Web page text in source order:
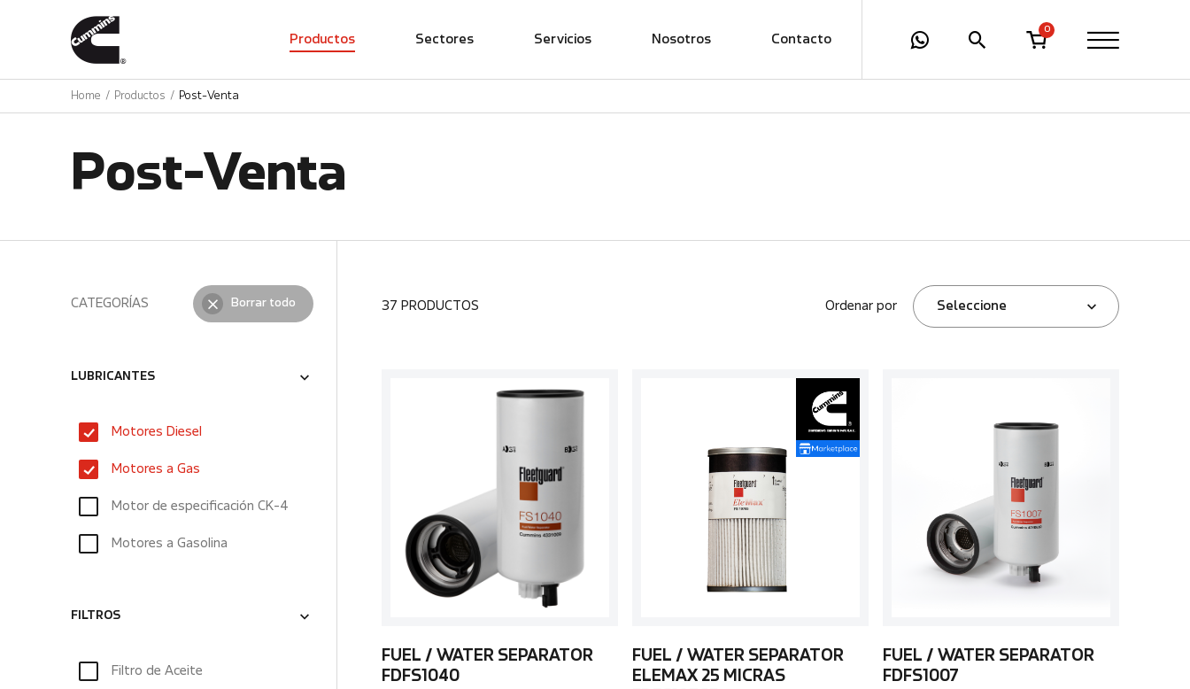
Productos Sectores Servicios Nosotros Contacto
0
Home Productos Post-Venta
Post-Venta
CATEGORÍAS Borrar todo
LUBRICANTES
Motores Diesel
Motores a Gas
Motor de especificación CK-4
Motores a Gasolina
FILTROS
Filtro de Aceite
37 PRODUCTOS Ordenar por Seleccione
FUEL / WATER SEPARATOR
FDFS1040
FUEL / WATER SEPARATOR
ELEMAX 25 MICRAS
FUEL / WATER SEPARATOR
FDFS1007